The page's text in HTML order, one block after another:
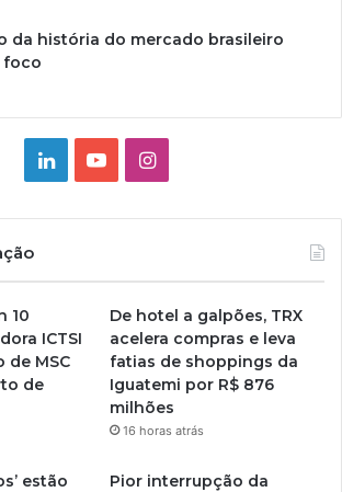
da história do mercado brasileiro
foco
LinkedinYouTubeInstagram
10
ICTSI
MSC
de
De hotel a galpões, TRX
acelera compras e leva
fatias de shoppings da
Iguatemi por R$ 876
milhões
16 horas atrás
estão
Pior interrupção da